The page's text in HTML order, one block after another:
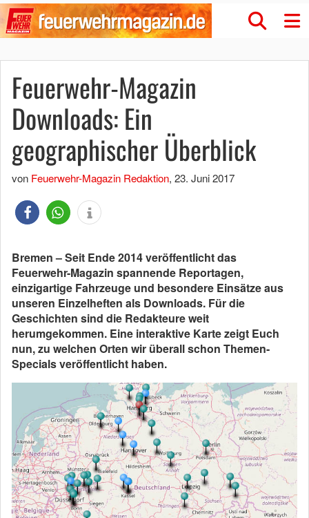
Feuerwehr-Magazin
Downloads: Ein
geographischer Überblick
von Feuerwehr-Magazin Redaktion, 23. Juni 2017
Bremen – Seit Ende 2014 veröffentlicht das
Feuerwehr-Magazin spannende Reportagen,
einzigartige Fahrzeuge und besondere Einsätze aus
unseren Einzelheften als Downloads. Für die
Geschichten sind die Redakteure weit
herumgekommen. Eine interaktive Karte zeigt Euch
nun, zu welchen Orten wir überall schon Themen-
Specials veröffentlicht haben.